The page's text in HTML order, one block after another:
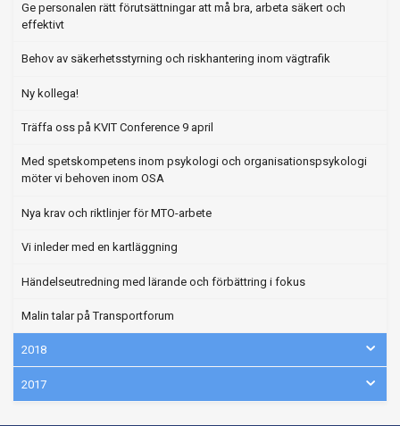
Ge personalen rätt förutsättningar att må bra, arbeta säkert och
effektivt
Behov av säkerhetsstyrning och riskhantering inom vägtrafik
Ny kollega!
Träffa oss på KVIT Conference 9 april
Med spetskompetens inom psykologi och organisationspsykologi
möter vi behoven inom OSA
Nya krav och riktlinjer för MTO-arbete
Vi inleder med en kartläggning
Händelseutredning med lärande och förbättring i fokus
Malin talar på Transportforum
2018
2017